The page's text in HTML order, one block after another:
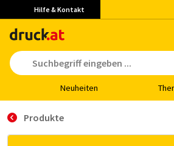
Hilfe & Kontakt
Neu­hei­ten
Produkte